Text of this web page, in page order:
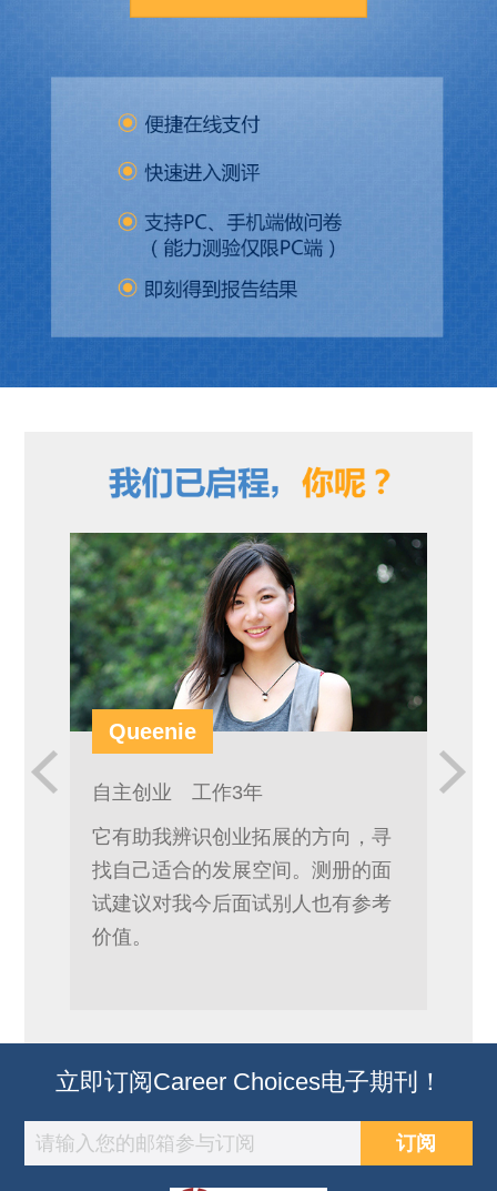
Queenie
自主创业 工作3年
它有助我辨识创业拓展的方向，寻
找自己适合的发展空间。测册的面
试建议对我今后面试别人也有参考
价值。
应届
立即订阅Career Choices电子期刊！